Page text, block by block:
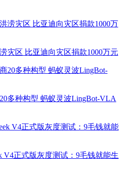
灾区 比亚迪向灾区捐款1000万元
多种构型 蚂蚁灵波LingBot-VLA
V4正式版灰度测试：9毛钱就能生